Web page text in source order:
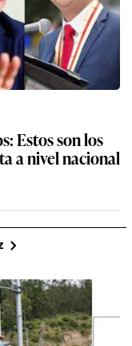
Estos son los
a nivel nacional